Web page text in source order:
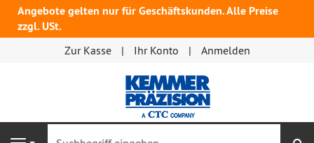
Angebote gelten nur für Geschäftskunden. Alle Preise
zzgl. USt.
Zur Kasse Ihr Konto Anmelden